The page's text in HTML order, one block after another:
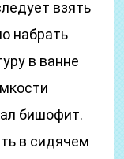
взять
набрать
в ванне
бишофит.
в сидячем